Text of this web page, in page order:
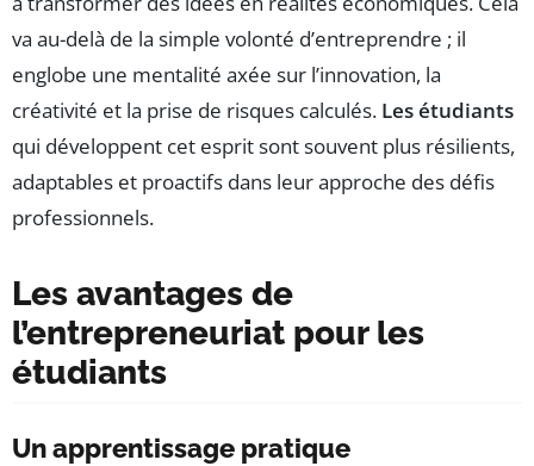
va au-delà de la simple volonté d’entreprendre ; il
englobe une mentalité axée sur l’innovation, la
créativité et la prise de risques calculés. Les étudiants
qui développent cet esprit sont souvent plus résilients,
adaptables et proactifs dans leur approche des défis
professionnels.
Les avantages de
l’entrepreneuriat pour les
étudiants
Un apprentissage pratique